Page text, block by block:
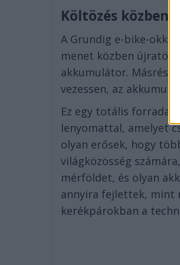
Költözés
A Grundig e-bike-
menet közben
akkumulátor.
vezessen, az
Ez egy totális
lenyomattal, amelyet
olyan erősek, hogy
világközösség
mérföldet, és olyan
annyira fejlettek, mint
kerékpárokban a